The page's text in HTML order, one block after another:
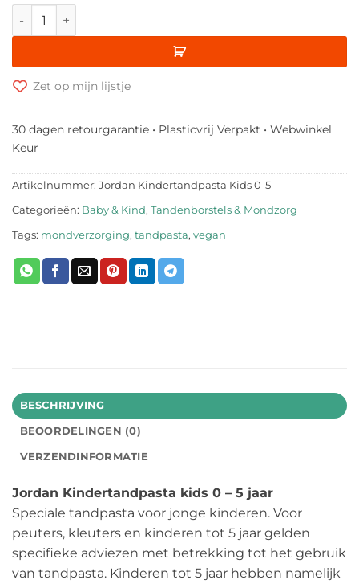
Jordan Kindertandpasta Kids 0 - 5 jaar aantal
Zet op mijn lijstje
30 dagen retourgarantie • Plasticvrij Verpakt • Webwinkel
Keur
Artikelnummer: Jordan Kindertandpasta Kids 0-5
Categorieën: Baby & Kind, Tandenborstels & Mondzorg
Tags: mondverzorging, tandpasta, vegan
BESCHRIJVING
BEOORDELINGEN (0)
VERZENDINFORMATIE
Jordan Kindertandpasta kids 0 – 5 jaar
Speciale tandpasta voor jonge kinderen. Voor
peuters, kleuters en kinderen tot 5 jaar gelden
specifieke adviezen met betrekking tot het gebruik
van tandpasta. Kinderen tot 5 jaar hebben namelijk